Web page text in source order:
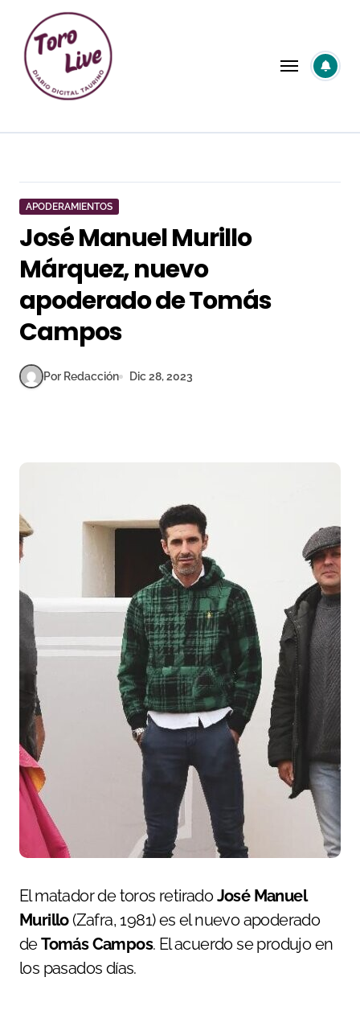
contenido
APODERAMIENTOS
José Manuel Murillo
Márquez, nuevo
apoderado de Tomás
Campos
Por Redacción Dic 28, 2023
El matador de toros retiradoJosé Manuel
Murillo(Zafra, 1981) es el nuevo apoderado
deTomásCampos. El acuerdo se produjo en
los pasados días.